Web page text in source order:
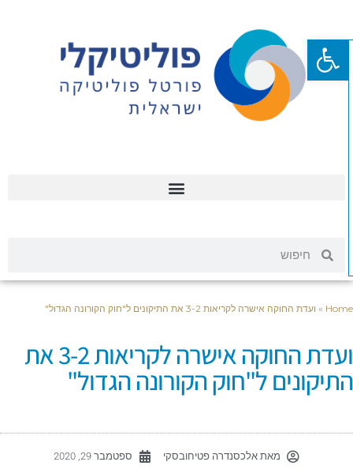
»ועדת החוקה אישרה לקריאות 3-2 את התיקונים ל"חוק הקורונה הגדול"
ועדת החוקה אישרה לקריאות 3-2 את
ל"חוק הקורונה הגדול"
מאתאלכסנדרה פטיחובסקי ספטמבר 29, 2020
פתח סרגל נגישות